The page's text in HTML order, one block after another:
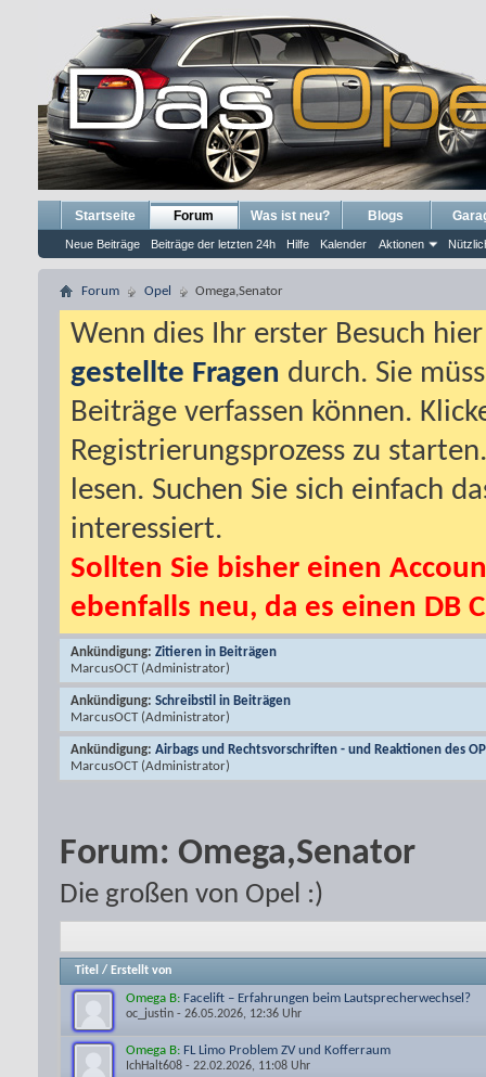
Startseite Forum
Neue Beiträge Beiträge der letzten 24h Hilfe Kalender Aktionen
Was ist neu? Blogs
Forum Opel Omega,Senator
Wenn dies Ihr erster Besuch
gestellte Fragen durch. Sie
Beiträge verfassen können.
Registrierungsprozess zu
lesen. Suchen Sie sich einfach
interessiert.
Sollten Sie bisher einen
ebenfalls neu, da es einen DB
Ankündigung: Zitieren in Beiträgen
MarcusOCT (Administrator)
Ankündigung: Schreibstil in Beiträgen
MarcusOCT (Administrator)
Ankündigung: Airbags und Rechtsvorschriften - und Reaktionen des
MarcusOCT (Administrator)
Forum: Omega,Senator
Die großen von Opel :)
Titel / Erstellt von
Omega B: Facelift – Erfahrungen beim Lautsprecherwechsel?
oc_justin - 26.05.2026, 12:36 Uhr
Omega B: FL Limo Problem ZV und Kofferraum
IchHalt608 - 22.02.2026, 11:08 Uhr